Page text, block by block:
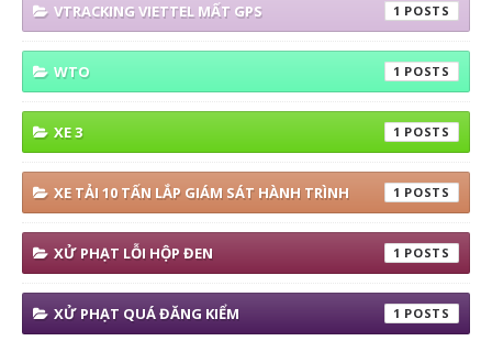
VTRACKING VIETTEL MẤT GPS 1
WTO 1
XE 3 1
XE TẢI 10 TẤN LẮP GIÁM SÁT HÀNH TRÌNH 1
XỬ PHẠT LỖI HỘP ĐEN 1
XỬ PHẠT QUÁ ĐĂNG KIỂM 1